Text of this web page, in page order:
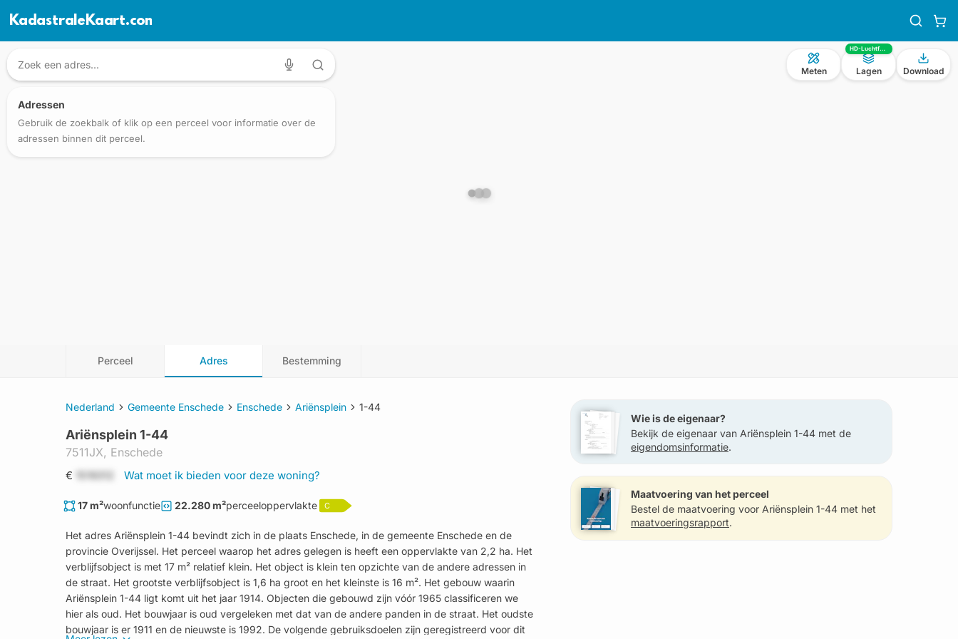
KadastraleKaart.com
Adressen
Gebruik de zoekbalk of klik op een perceel voor informatie over de
adressen binnen dit perceel.
Meten
HD-Luchtfoto
Lagen Download
Perceel Adres Bestemming
Nederland Gemeente Enschede Enschede Ariënsplein 1-44
Ariënsplein 1-44
7511JX, Enschede
€ 1519312 Wat moet ik bieden voor deze woning?
17 m²woonfunctie 22.280 m²perceeloppervlakte C
Het adres Ariënsplein 1-44 bevindt zich in de plaats Enschede, in de gemeente Enschede en de
provincie Overijssel. Het perceel waarop het adres gelegen is heeft een oppervlakte van 2,2 ha. Het
verblijfsobject is met 17 m² relatief klein. Het object is klein ten opzichte van de andere adressen in
de straat. Het grootste verblijfsobject is 1,6 ha groot en het kleinste is 16 m². Het gebouw waarin
Ariënsplein 1-44 ligt komt uit het jaar 1914. Objecten die gebouwd zijn vóór 1965 classificeren we
hier als oud. Het bouwjaar is oud vergeleken met dat van de andere panden in de straat. Het oudste
bouwjaar is er 1911 en de nieuwste is 1992. De volgende gebruiksdoelen zijn geregistreerd voor dit
Wie is de eigenaar?
Bekijk de eigenaar van Ariënsplein 1-44 met de
eigendomsinformatie.
Maatvoering van het perceel
Bestel de maatvoering voor Ariënsplein 1-44 met het
maatvoeringsrapport.